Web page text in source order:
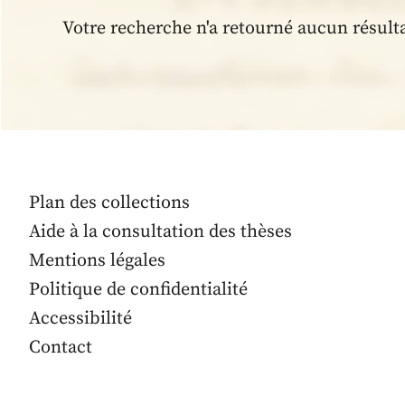
Votre recherche n'a retourné aucun
Plan des collections
Aide à la consultation des thèses
Mentions légales
Politique de confidentialité
Accessibilité
Contact